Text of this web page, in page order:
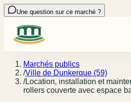
Une question sur ce marché ?
Marchés publics
/Ville de Dunkerque (59)
/Location, installation et
rollers couverte avec espace